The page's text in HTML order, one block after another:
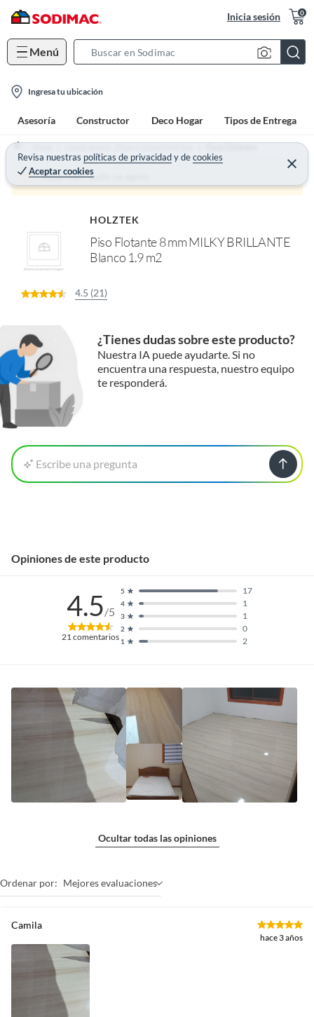
Inicia sesión 0
Menú
c
h
B
r
a
o
Ingresa tu ubicación
Asesoría Constructor Deco Hogar Tipos de Entrega
Revisa nuestras políticas de privacidadydecookies
Aceptar cookies
C
e
r
Home Construcción - Pisos y revestimientos Pisos Flotantes
¡Qué mal! Justo se agotó
HOLZTEK
Piso Flotante 8 mm MILKY BRILLANTE
Blanco 1.9 m2
4.5 (21)
¿Tienes dudas sobre este producto?
Nuestra IA puede ayudarte. Si no
encuentra una respuesta, nuestro equipo
te responderá.
Escribe una pregunta
Opiniones de este producto
4.5/5
21comentarios 1 2
2 0
3 1
4 1
5 17
Ocultar todas las opiniones
Ordenar por: Mejores evaluaciones
Camila
hace 3 años